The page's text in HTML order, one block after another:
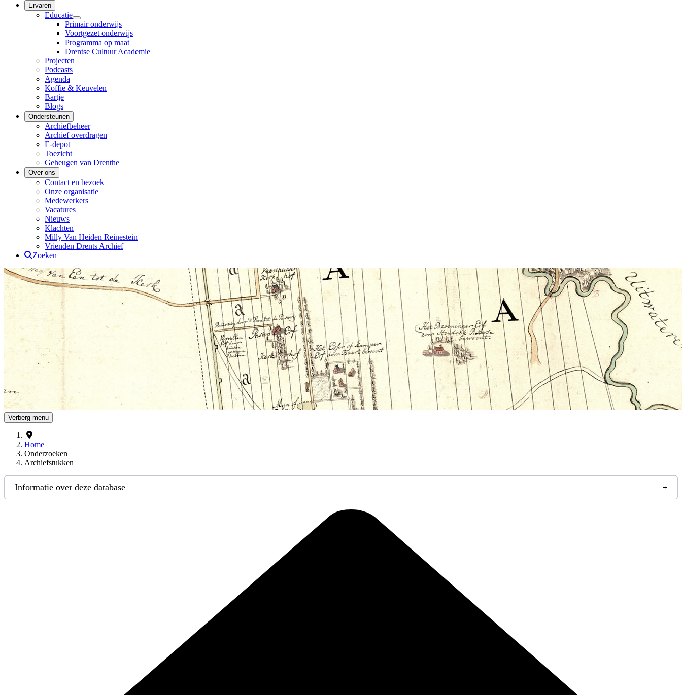
Ervaren
Educatie
Primair onderwijs
Voortgezet onderwijs
Programma op maat
Drentse Cultuur Academie
Projecten
Podcasts
Agenda
Koffie & Keuvelen
Bartje
Blogs
Ondersteunen
Archiefbeheer
Archief overdragen
E-depot
Toezicht
Geheugen van Drenthe
Over ons
Contact en bezoek
Onze organisatie
Medewerkers
Vacatures
Nieuws
Klachten
Milly Van Heiden Reinestein
Vrienden Drents Archief
Zoeken
Drents Archief
Verberg menu
Home
Onderzoeken
Archiefstukken
Informatie over deze database